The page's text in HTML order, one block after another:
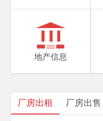
地产信息
厂房出租 厂房出售